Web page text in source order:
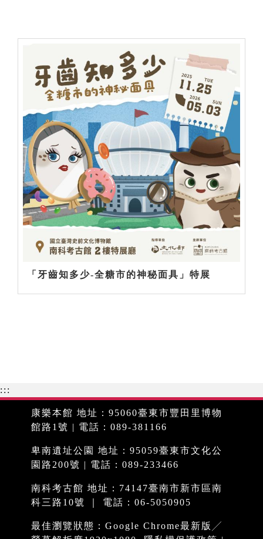
「牙齒知多少-全糖市的神秘面具」特展
:::
康樂本館 地址：95060臺東市豐田里博物
館路1號 | 電話：089-381166
卑南遺址公園 地址：95059臺東市文化公
園路200號 | 電話：089-233466
南科考古館 地址：74147臺南市新市區南
科三路10號 ｜ 電話：06-5050905
最佳瀏覽狀態：Google Chrome最新版╱